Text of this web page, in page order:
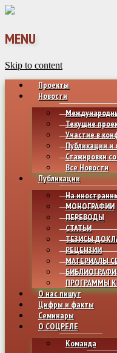
MENU
Skip to content
Проекты
Новости
Текущие
Участие в
Публикации и
Стажировки
Все Новости
Публикации
На
МОНОГРАФИИ
ПЕРЕВОДЫ
СТАТЬИ
ТЕЗИСЫ
РЕЦЕНЗИИ
МАТЕРИАЛЫ
ПРОГРАММЫ
О нас пишут
Цифры и факты
Семинары
О СОЦРЕЛЕ
Команда